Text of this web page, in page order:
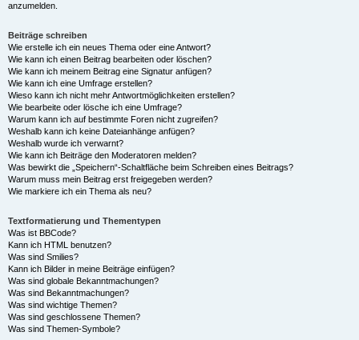
anzumelden.
Beiträge schreiben
Wie erstelle ich ein neues Thema oder eine Antwort?
Wie kann ich einen Beitrag bearbeiten oder löschen?
Wie kann ich meinem Beitrag eine Signatur anfügen?
Wie kann ich eine Umfrage erstellen?
Wieso kann ich nicht mehr Antwortmöglichkeiten erstellen?
Wie bearbeite oder lösche ich eine Umfrage?
Warum kann ich auf bestimmte Foren nicht zugreifen?
Weshalb kann ich keine Dateianhänge anfügen?
Weshalb wurde ich verwarnt?
Wie kann ich Beiträge den Moderatoren melden?
Was bewirkt die „Speichern“-Schaltfläche beim Schreiben eines Beitrags?
Warum muss mein Beitrag erst freigegeben werden?
Wie markiere ich ein Thema als neu?
Textformatierung und Thementypen
Was ist BBCode?
Kann ich HTML benutzen?
Was sind Smilies?
Kann ich Bilder in meine Beiträge einfügen?
Was sind globale Bekanntmachungen?
Was sind Bekanntmachungen?
Was sind wichtige Themen?
Was sind geschlossene Themen?
Was sind Themen-Symbole?